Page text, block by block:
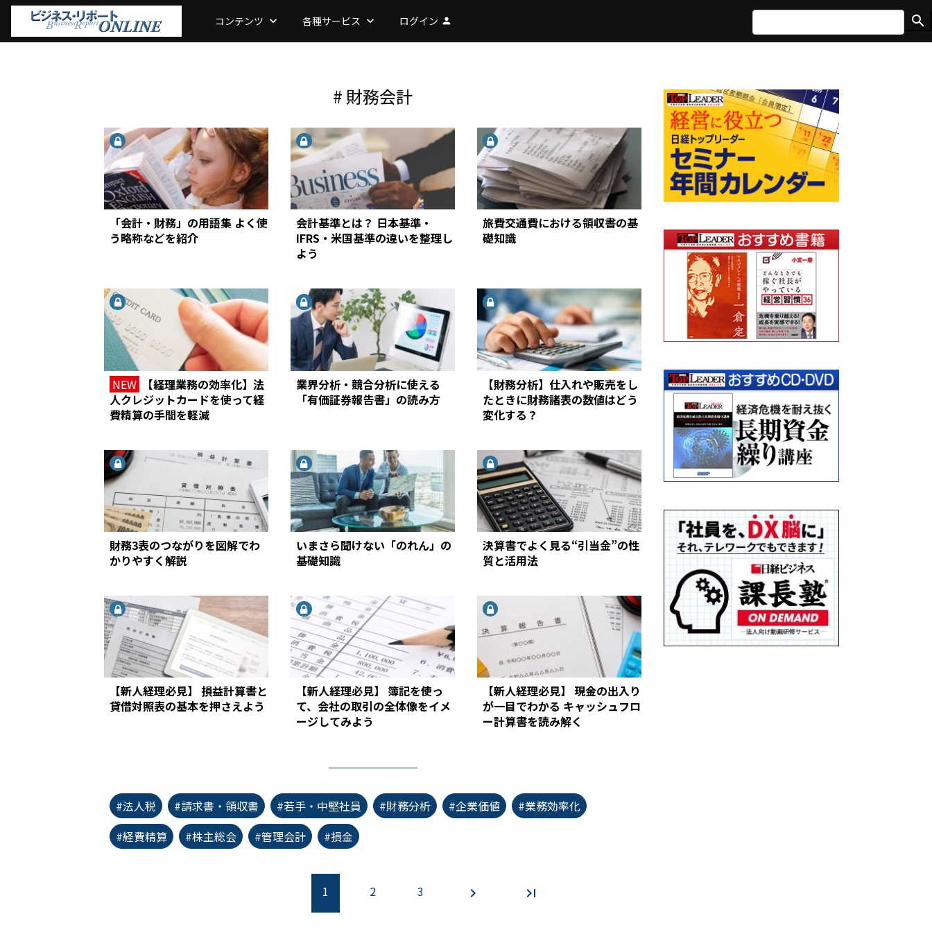
コンテンツ keyboard_arrow_down 各種サービス keyboard_arrow_down ログイン person search
# 財務会計
「会計・財務」の用語集 よく使
う略称などを紹介
会計基準とは？ 日本基準・
IFRS・米国基準の違いを整理し
よう
旅費交通費における領収書の基
礎知識
NEW
【経理業務の効率化】法
人クレジットカードを使って経
費精算の手間を軽減
業界分析・競合分析に使える
「有価証券報告書」の読み方
【財務分析】仕入れや販売をし
たときに財務諸表の数値はどう
変化する？
財務3表のつながりを図解でわ
かりやすく解説
いまさら聞けない「のれん」の
基礎知識
決算書でよく見る“引当金”の性
質と活用法
【新人経理必見】 損益計算書と
貸借対照表の基本を押さえよう
【新人経理必見】 簿記を使っ
て、会社の取引の全体像をイメ
ージしてみよう
【新人経理必見】 現金の出入り
が一目でわかる キャッシュフロ
ー計算書を読み解く
#法人税 #請求書・領収書 #若手・中堅社員 #財務分析 #企業価値
#業務効率化
#経費精算
#株主総会 #管理会計 #損金
1 2 3 chevron_right last_page